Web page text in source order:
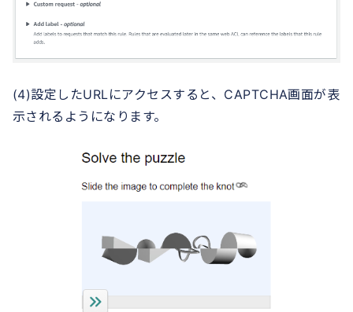
(4)設定したURLにアクセスすると、CAPTCHA画面が表
示されるようになります。